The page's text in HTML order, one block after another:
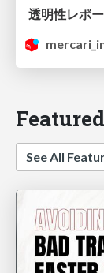
透明性レポ
Featured
See All